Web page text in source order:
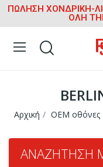
ΠΩΛΗΣΗ ΧΟΝΔΡΙΚΗ-
ΟΛΗ
Αρχική OEM οθόνες
ΑΝΑΖΉΤΗΣΗ